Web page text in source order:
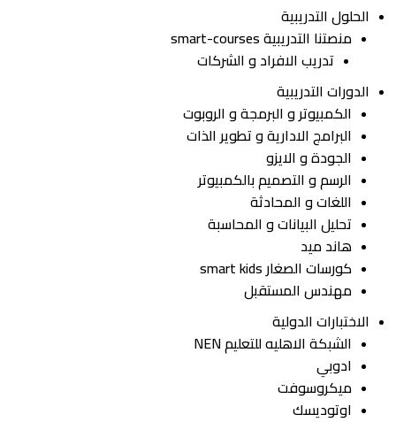
الحلول التدريبية
منصتنا التدريبية smart-courses
تدريب الافراد و الشركات
الدورات التدريبية
الكمبيوتر و البرمجة و الروبوت
البرامج الادارية و تطوير الذات
الجودة و الايزو
الرسم و التصميم بالكمبيوتر
اللغات و المحادثة
تحليل البيانات و المحاسبة
هاند ميد
كورسات الصغار smart kids
مهندس المستقبل
الاختبارات الدولية
الشبكة الاهليه للتعليم NEN
ادوبي
ميكروسوفت
اوتوديسك